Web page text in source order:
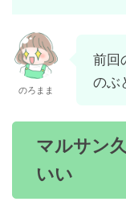
のろまま
前回
のぶ
マルサン
いい